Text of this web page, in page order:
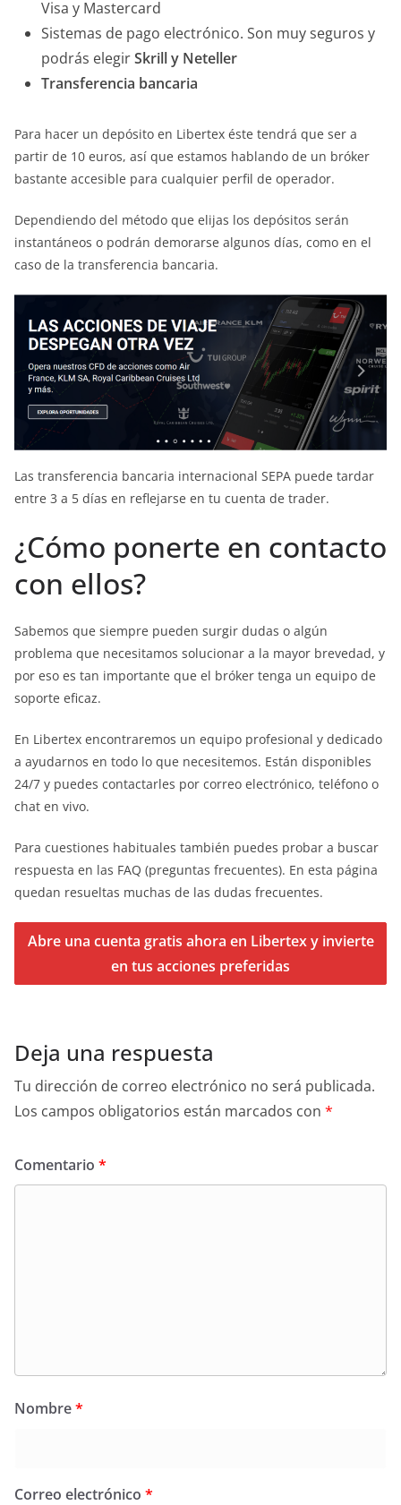
Visa y Mastercard
Sistemas de pago electrónico. Son muy seguros y
podrás elegirSkrill y Neteller
Transferencia bancaria
Para hacer un depósito en Libertex éste tendrá que ser a
partir de 10 euros, así que estamos hablando de un bróker
bastante accesible para cualquier perfil de operador.
Dependiendo del método que elijas los depósitos serán
instantáneos o podrán demorarse algunos días, como en el
caso de la transferencia bancaria.
Las transferencia bancaria internacional SEPA puede tardar
entre 3 a 5 días en reflejarse en tu cuenta de trader.
¿Cómo ponerte en contacto
con ellos?
Sabemos que siempre pueden surgir dudas o algún
problema que necesitamos solucionar a la mayor brevedad, y
por eso es tan importante que el bróker tenga un equipo de
soporte eficaz.
En Libertex encontraremos un equipo profesional y dedicado
a ayudarnos en todo lo que necesitemos. Están disponibles
24/7 y puedes contactarles por correo electrónico, teléfono o
chat en vivo.
Para cuestiones habituales también puedes probar a buscar
respuesta en las FAQ (preguntas frecuentes). En esta página
quedan resueltas muchas de las dudas frecuentes.
Abre una cuenta gratis ahora en Libertex y invierte
en tus acciones preferidas
Deja una respuesta
Tu dirección de correo electrónico no será publicada.
Los campos obligatorios están marcados con *
Comentario *
Nombre*
Correo electrónico *